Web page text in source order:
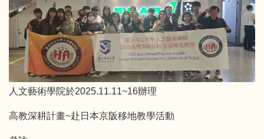
人文藝術學院於2025.11.11~16辦理
高教深耕計畫~赴日本京阪移地教學活動